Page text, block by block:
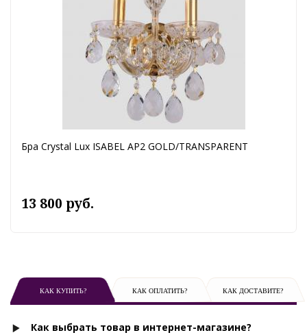
Бра Crystal Lux ISABEL AP2 GOLD/TRANSPARENT
13 800 руб.
КАК КУПИТЬ? КАК ОПЛАТИТЬ? КАК ДОСТАВИТЕ?
Как выбрать товар в интернет-магазине?